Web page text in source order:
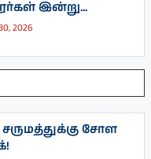
இன்று...
2026
சோள